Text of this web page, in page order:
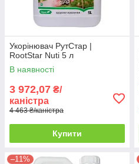
Укорінювач РутСтар |
RootStar Nuti 5 л
В наявності
3 972,07 ₴/
каністра
4 463 ₴/каністра
Купити
–11%